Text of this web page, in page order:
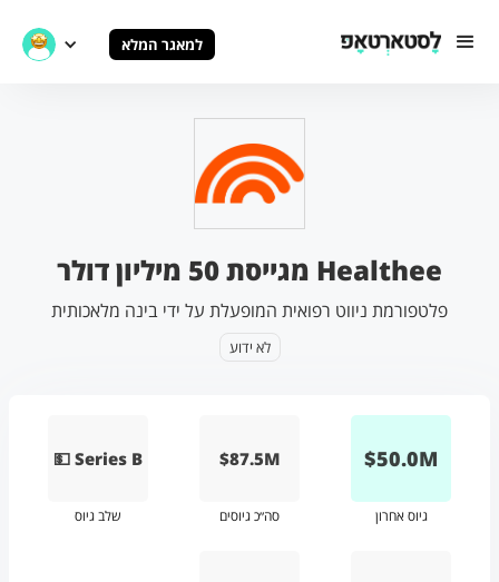
למאגר המלא
Healthee מגייסת 50 מיליון דולר
פלטפורמת ניווט רפואית המופעלת על ידי בינה מלאכותית
לא ידוע
M
50.0
$
גיוס אחרון
$87.5M
סה״כ גיוסים
💵 Series B
שלב גיוס